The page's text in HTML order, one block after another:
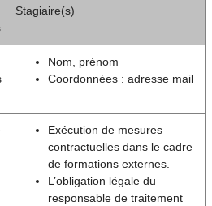
Stagiaire(s)
Nom, prénom
Coordonnées : adresse mail
Exécution de mesures
contractuelles dans le cadre
de formations externes.
L’obligation légale du
responsable de traitement